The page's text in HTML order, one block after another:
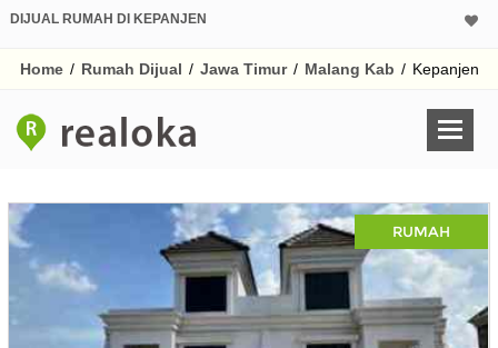
DIJUAL RUMAH DI KEPANJEN
Home / Rumah Dijual / Jawa Timur / Malang Kab / Kepanjen
RUMAH